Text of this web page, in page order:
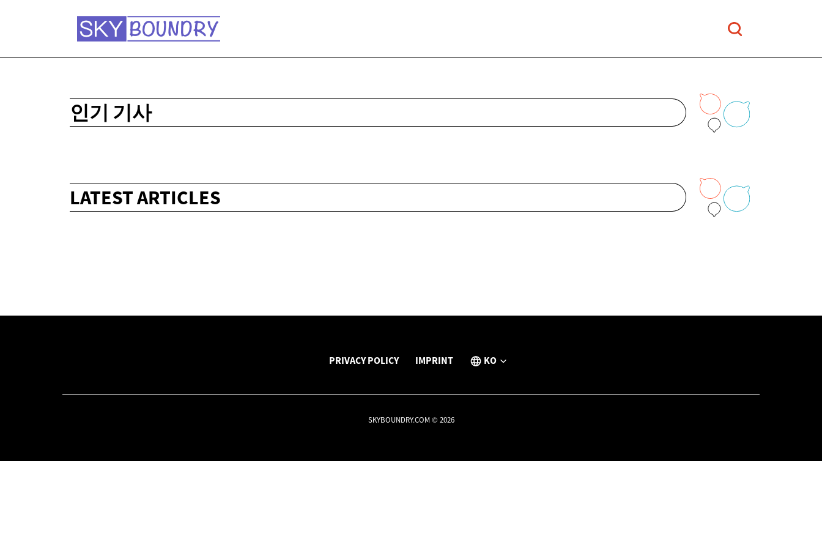
인기 기사
LATEST ARTICLES
PRIVACY POLICY IMPRINT KO
SKYBOUNDRY.COM © 2026